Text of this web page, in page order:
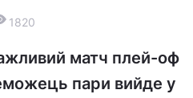
1820
матч плей-оф
пари вийде у